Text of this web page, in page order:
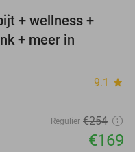
33%
+ wellness +
+ meer in
9.1 star
Regulier €254
€169